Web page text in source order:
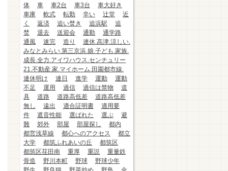
体
車 車2台 車3台
車大好き
車庫
軟式 転勤 辛い 辻堂
近
く
返済 追い焚き 追浜駅
追
焚
退去 送迎会 通勤
通学路
通風
速完 造り
連休.高津.涼しい.
みなとみらい.第三京浜.娘.子ども.家族.
成長.全力.アイワハウス.センチュリー
21.不動産.家.マイホーム.田園都市線.
連休明け
連日 進学 運動
運動
不足
運用 過信 過信は禁物
道
具
道路 道路高低差
道路高低差
無し
遠出 適合証明書
適用要
件
遮音性能 選ばれた 選ぶ
避
難
郊外 部屋 部屋探し
都内
都営浅草線
都心へのアクセス
都立
大学
都筑ふれあいの丘
都筑区
都筑区荏田南
重厚 重説
重量鉄
骨造
野川本町 野球
野球少年